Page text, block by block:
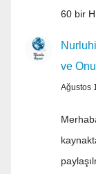
60 bir
ve
Ağustos